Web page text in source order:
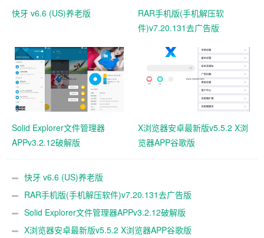
快牙 v6.6 (US)养老版
RAR手机版(手机解压软
件)v7.20.131去广告版
Solid Explorer文件管理器
APPv3.2.12破解版
X浏览器安卓最新版v5.5.2 X浏
览器APP谷歌版
快牙 v6.6 (US)养老版
RAR手机版(手机解压软件)v7.20.131去广告版
Solid Explorer文件管理器APPv3.2.12破解版
X浏览器安卓最新版v5.5.2 X浏览器APP谷歌版